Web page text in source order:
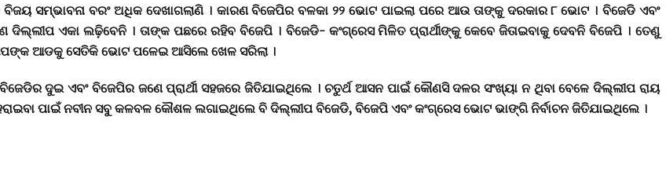
ସମ୍ଭାବନା ବରଂ ଅଧିକ ଦେଖାଗଲାଣି । କାରଣ ବିଜେପିର ବଳକା ୨୨ ଭୋଟ ପାଇଲା ପରେ ଆଉ ତାଙ୍କୁ ଦରକାର ୮ ଭୋଟ । ବିଜେଡି ଏବଂ
ଏକା ଲଢ଼ିବେନି । ତାଙ୍କ ପଛରେ ରହିବ ବିଜେପି । ବିଜେଡି- କଂଗ୍ରେସ ମିଳିତ ପ୍ରାର୍ଥୀଙ୍କୁ କେବେ ଜିତାଇବାକୁ ଦେବନି ବିଜେପି । ତେଣୁ
ଆଡକୁ ସେତିକି ଭୋଟ ପଳେଇ ଆସିଲେ ଖେଳ ସରିଲା ।
ଦୁଇ ଏବଂ ବିଜେପିର ଜଣେ ପ୍ରାର୍ଥୀ ସହଜରେ ଜିତିଯାଇଥିଲେ । ଚତୁର୍ଥ ଆସନ ପାଇଁ କୌଣସି ଦଳର ସଂଖ୍ୟା ନ ଥିବା ବେଳେ ଦିଲ୍ଲୀପ ରାୟ
ପାଇଁ ନବୀନ ସବୁ କଳବଳ କୌଶଳ ଲଗାଇଥିଲେ ବି ଦିଲ୍ଲୀପ ବିଜେଡି, ବିଜେପି ଏବଂ କଂଗ୍ରେସ ଭୋଟ ଭାଙ୍ଗି ନିର୍ବାଚନ ଜିତିଯାଇଥିଲେ ।